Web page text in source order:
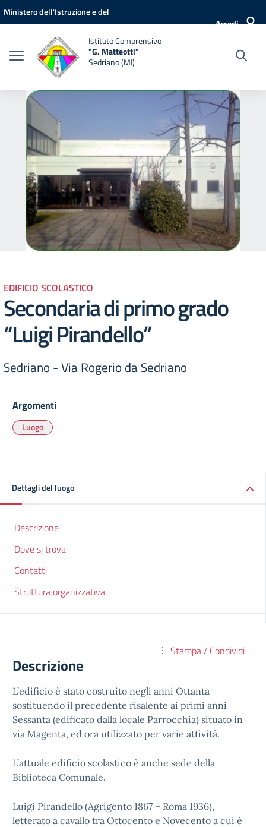
Vai ai contenuti
Vai al menu di navigazione
Vai al footer
Ministero dell'Istruzione e del
Accedi
Istituto Comprensivo
"G. Matteotti"
Sedriano (MI)
EDIFICIO SCOLASTICO
Secondaria di primo grado
“Luigi Pirandello”
Sedriano - Via Rogerio da Sedriano
Argomenti
Luogo
Dettagli del luogo
Descrizione
Dove si trova
Contatti
Struttura organizzativa
Stampa / Condividi
Descrizione
L’edificio è stato costruito negli anni Ottanta
sostituendo il precedente risalente ai primi anni
Sessanta (edificato dalla locale Parrocchia) situato in
via Magenta, ed ora utilizzato per varie attività.
L’attuale edificio scolastico è anche sede della
Biblioteca Comunale.
Luigi Pirandello (Agrigento 1867 – Roma 1936),
letterato a cavallo tra Ottocento e Novecento a cui è